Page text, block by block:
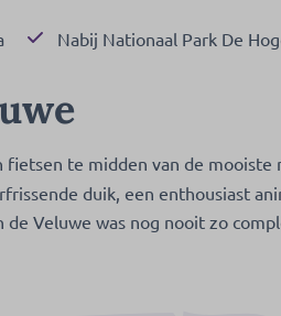
Nabij Nationaal Park De
fietsen te midden van de mooiste
duik, een enthousiast
Veluwe was nog nooit zo